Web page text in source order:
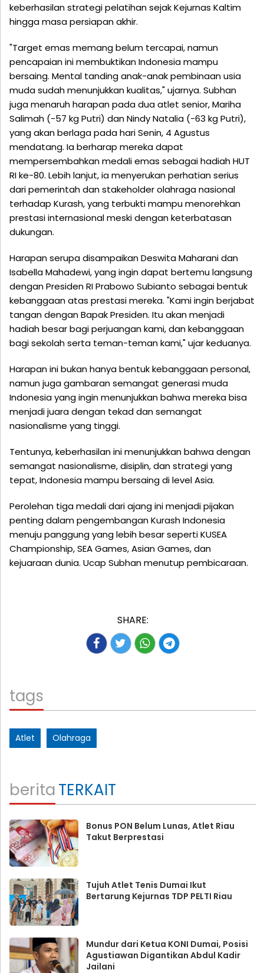
keberhasilan strategi pelatihan sejak Kejurnas Kaltim
hingga masa persiapan akhir.
"Target emas memang belum tercapai, namun
pencapaian ini membuktikan Indonesia mampu
bersaing. Mental tanding anak-anak pembinaan usia
muda sudah menunjukkan kualitas," ujarnya. Subhan
juga menaruh harapan pada dua atlet senior, Mariha
Salimah (-57 kg Putri) dan Nindy Natalia (-63 kg Putri),
yang akan berlaga pada hari Senin, 4 Agustus
mendatang. Ia berharap mereka dapat
mempersembahkan medali emas sebagai hadiah HUT
RI ke-80. Lebih lanjut, ia menyerukan perhatian serius
dari pemerintah dan stakeholder olahraga nasional
terhadap Kurash, yang terbukti mampu menorehkan
prestasi internasional meski dengan keterbatasan
dukungan.
Harapan serupa disampaikan Deswita Maharani dan
Isabella Mahadewi, yang ingin dapat bertemu langsung
dengan Presiden RI Prabowo Subianto sebagai bentuk
kebanggaan atas prestasi mereka. "Kami ingin berjabat
tangan dengan Bapak Presiden. Itu akan menjadi
hadiah besar bagi perjuangan kami, dan kebanggaan
bagi sekolah serta teman-teman kami," ujar keduanya.
Harapan ini bukan hanya bentuk kebanggaan personal,
namun juga gambaran semangat generasi muda
Indonesia yang ingin menunjukkan bahwa mereka bisa
menjadi juara dengan tekad dan semangat
nasionalisme yang tinggi.
Tentunya, keberhasilan ini menunjukkan bahwa dengan
semangat nasionalisme, disiplin, dan strategi yang
tepat, Indonesia mampu bersaing di level Asia.
Perolehan tiga medali dari ajang ini menjadi pijakan
penting dalam pengembangan Kurash Indonesia
menuju panggung yang lebih besar seperti KUSEA
Championship, SEA Games, Asian Games, dan
kejuaraan dunia. Ucap Subhan menutup pembicaraan.
SHARE:
tags
Atlet Olahraga
beritaTERKAIT
Bonus PON Belum Lunas, Atlet Riau
Takut Berprestasi
Tujuh Atlet Tenis Dumai Ikut
Bertarung Kejurnas TDP PELTI Riau
Mundur dari Ketua KONI Dumai, Posisi
Agustiawan Digantikan Abdul Kadir
Jailani